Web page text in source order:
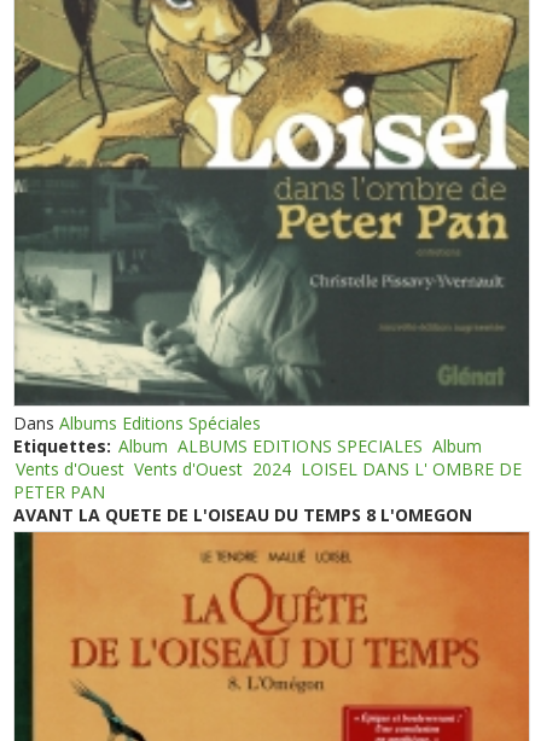
DansAlbums Editions Spéciales
Etiquettes: Album ALBUMS EDITIONS SPECIALES Album
Vents d'Ouest Vents d'Ouest 2024 LOISEL DANS L' OMBRE DE
PETER PAN
AVANT LA QUETE DE L'OISEAU DU TEMPS 8 L'OMEGON